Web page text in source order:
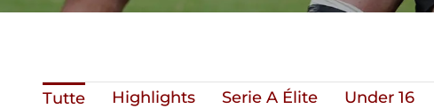
Tutte Highlights Serie A Élite Under 16